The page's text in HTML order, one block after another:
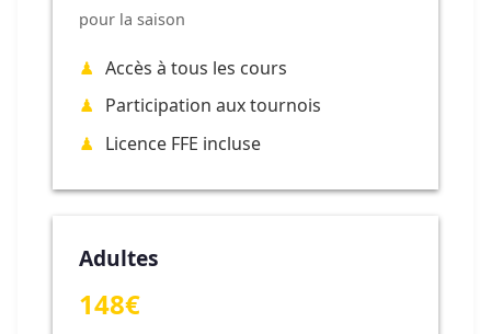
pour la saison
Accès à tous les cours
Participation aux tournois
Licence FFE incluse
Adultes
148€